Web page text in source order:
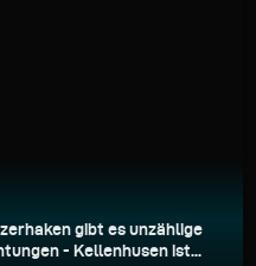
gibt es unzählige
- Kellenhusen ist...